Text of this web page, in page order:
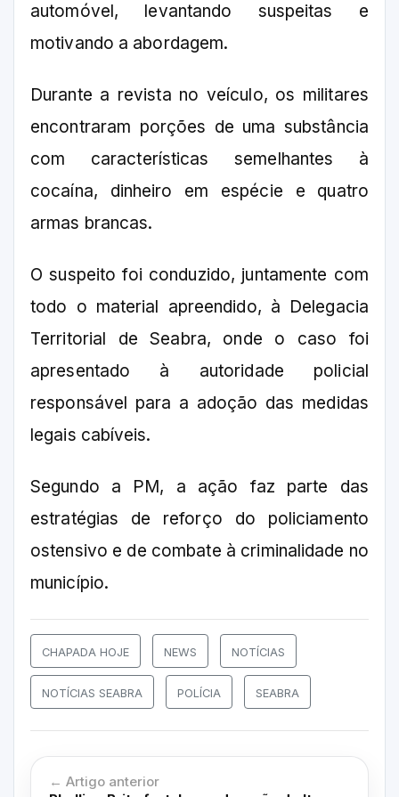
automóvel, levantando suspeitas e
motivando a abordagem.
Durante a revista no veículo, os militares
encontraram porções de uma substância
com características semelhantes à
cocaína, dinheiro em espécie e quatro
armas brancas.
O suspeito foi conduzido, juntamente com
todo o material apreendido, à Delegacia
Territorial de Seabra, onde o caso foi
apresentado à autoridade policial
responsável para a adoção das medidas
legais cabíveis.
Segundo a PM, a ação faz parte das
estratégias de reforço do policiamento
ostensivo e de combate à criminalidade no
município.
CHAPADA HOJE NEWS NOTÍCIAS
NOTÍCIAS SEABRA POLÍCIA SEABRA
← Artigo anterior